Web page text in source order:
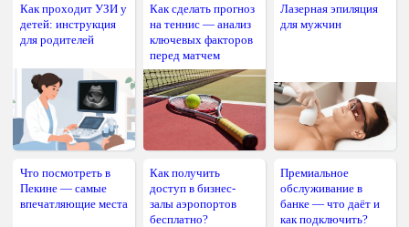
Как проходит УЗИ у
детей: инструкция
для родителей
Как сделать прогноз
на теннис — анализ
ключевых факторов
перед матчем
Лазерная эпиляция
для мужчин
Что посмотреть в
Пекине — самые
впечатляющие места
Как получить
доступ в бизнес-
залы аэропортов
бесплатно?
Премиальное
обслуживание в
банке — что даёт и
как подключить?